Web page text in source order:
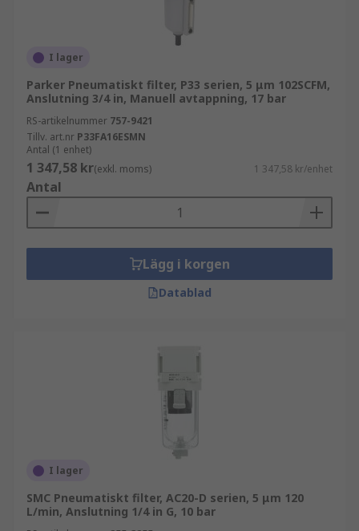
I lager
Parker Pneumatiskt filter, P33 serien, 5 μm 102SCFM,
Anslutning 3/4 in, Manuell avtappning, 17 bar
RS-artikelnummer 757-9421
Tillv. art.nr P33FA16ESMN
Antal (1 enhet)
1 347,58 kr(exkl. moms) 1 347,58 kr/enhet
Antal
Lägg i korgen
Datablad
I lager
SMC Pneumatiskt filter, AC20-D serien, 5 μm 120
L/min, Anslutning 1/4 in G, 10 bar